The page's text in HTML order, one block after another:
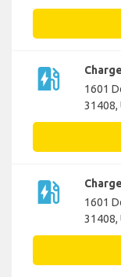
ev_station
1601
31408,
ev_station
1601
31408,